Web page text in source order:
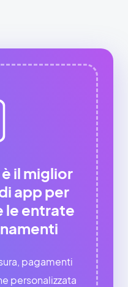
il miglior
app per
le entrate
pagamenti
personalizzata